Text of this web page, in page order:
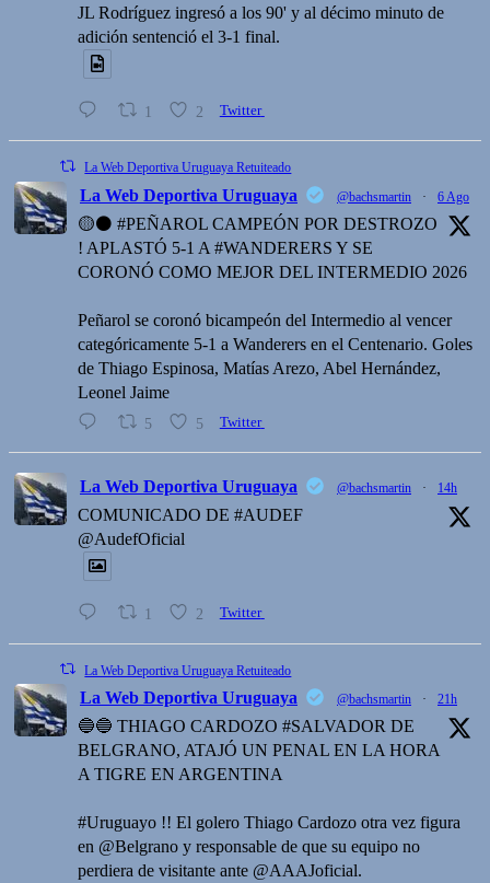
JL Rodríguez ingresó a los 90' y al décimo minuto de
adición sentenció el 3-1 final.
1 2 Twitter
La Web Deportiva Uruguaya Retuiteado
La Web Deportiva Uruguaya @bachsmartin · 6 Ago
🟡⚫️ #PEÑAROL CAMPEÓN POR DESTROZO
! APLASTÓ 5-1 A #WANDERERS Y SE
CORONÓ COMO MEJOR DEL INTERMEDIO 2026
Peñarol se coronó bicampeón del Intermedio al vencer
categóricamente 5-1 a Wanderers en el Centenario. Goles
de Thiago Espinosa, Matías Arezo, Abel Hernández,
Leonel Jaime
5 5 Twitter
La Web Deportiva Uruguaya @bachsmartin · 14h
COMUNICADO DE #AUDEF
@AudefOficial
1 2 Twitter
La Web Deportiva Uruguaya Retuiteado
La Web Deportiva Uruguaya @bachsmartin · 21h
🔵🔵 THIAGO CARDOZO #SALVADOR DE
BELGRANO, ATAJÓ UN PENAL EN LA HORA
A TIGRE EN ARGENTINA
#Uruguayo !! El golero Thiago Cardozo otra vez figura
en @Belgrano y responsable de que su equipo no
perdiera de visitante ante @AAAJoficial.